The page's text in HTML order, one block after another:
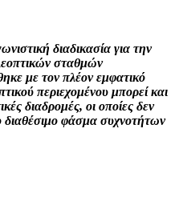
διαδικασία για την
σταθμών
με τον πλέον εμφατικό
περιεχομένου μπορεί και
διαδρομές, οι οποίες δεν
διαθέσιμο φάσμα συχνοτήτων